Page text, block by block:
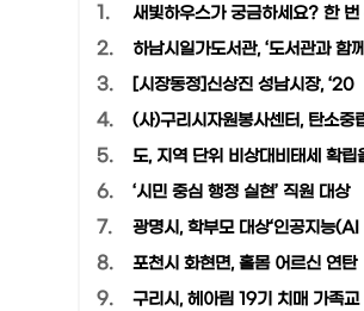
1.
새빛하우스가 궁금하세요? 한 번
2. 하남시일가도서관, ‘도서관과 함께
3. [시장동정]신상진 성남시장, ‘20
4. (사)구리시자원봉사센터, 탄소중
5. 도, 지역 단위 비상대비태세 확립
6. ‘시민 중심 행정 실현’ 직원 대상
7. 광명시, 학부모 대상‘인공지능(AI
8. 포천시 화현면, 홀몸 어르신 연탄
9. 구리시, 헤아림 19기 치매 가족교